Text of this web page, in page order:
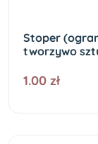
Stoper
tworzywo
1.00 zł